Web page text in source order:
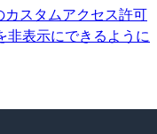
スタムアクセス許可
非表示にできるように